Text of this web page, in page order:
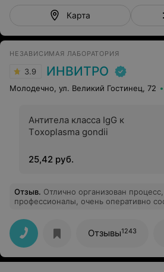
Карта
НЕЗАВИСИМАЯ ЛАБОРАТОРИЯ
3.9 ИНВИТРО
Молодечно, ул. Великий Гостинец, 72
Антитела класса IgG к
Тoxoplasma gondii
25,42 руб.
Отзыв. Отлично организован
профессионалы, очень оперативно
Отзывы1243